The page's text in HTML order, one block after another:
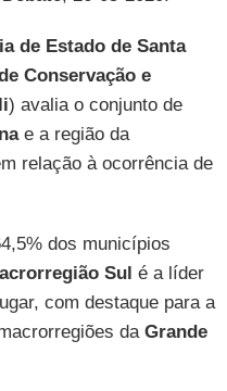
de Estado de Santa
Conservação e
) avalia o conjunto de
e a região da
relação à ocorrência de
dos municípios
Sul é a líder
com destaque para a
da Grande